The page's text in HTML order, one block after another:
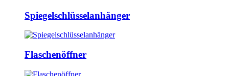
Spiegelschlüsselanhänger
Flaschenöffner